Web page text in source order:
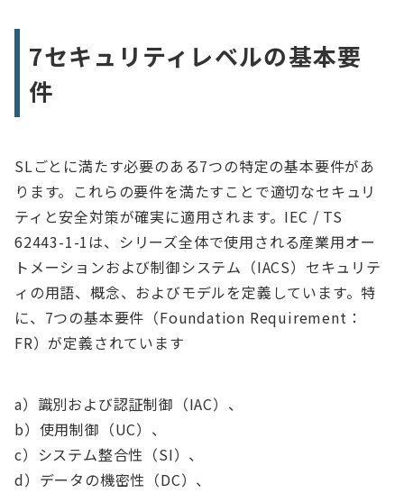
7セキュリティレベルの基本要
件
SLごとに満たす必要のある7つの特定の基本要件があ
ります。これらの要件を満たすことで適切なセキュリ
ティと安全対策が確実に適用されます。IEC / TS
62443-1-1は、シリーズ全体で使用される産業用オー
トメーションおよび制御システム（IACS）セキュリテ
ィの用語、概念、およびモデルを定義しています。特
に、7つの基本要件（Foundation Requirement：
FR）が定義されています
a）識別および認証制御（IAC）、
b）使用制御（UC）、
c）システム整合性（SI）、
d）データの機密性（DC）、